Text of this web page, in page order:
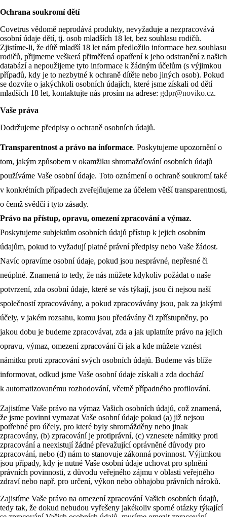
Ochrana soukromí dětí
Covetrus vědomě neprodává produkty, nevyžaduje a nezpracovává
osobní údaje dětí, tj. osob mladších 18 let, bez souhlasu rodičů.
Zjistíme-li, že dítě mladší 18 let nám předložilo informace bez souhlasu
rodičů, přijmeme veškerá přiměřená opatření k jeho odstranění z našich
databází a nepoužijeme tyto informace k žádným účelům (s výjimkou
případů, kdy je to nezbytné k ochraně dítěte nebo jiných osob). Pokud
se dozvíte o jakýchkoli osobních údajích, které jsme získali od dětí
mladších 18 let, kontaktujte nás prosím na adrese: gdpr@noviko.cz.
Vaše práva
Dodržujeme předpisy o ochraně osobních údajů.
Transparentnost a právo na informace. Poskytujeme upozornění o
tom, jakým způsobem v okamžiku shromažďování osobních údajů
používáme Vaše osobní údaje. Toto oznámení o ochraně soukromí také
v konkrétních případech zveřejňujeme za účelem větší transparentnosti,
o čemž svědčí i tyto zásady.
Právo na přístup, opravu, omezení zpracování a výmaz.
Poskytujeme subjektům osobních údajů přístup k jejich osobním
údajům, pokud to vyžadují platné právní předpisy nebo Vaše žádost.
Navíc opravíme osobní údaje, pokud jsou nesprávné, nepřesné či
neúplné. Znamená to tedy, že nás můžete kdykoliv požádat o naše
potvrzení, zda osobní údaje, které se vás týkají, jsou či nejsou naší
společností zpracovávány, a pokud zpracovávány jsou, pak za jakými
účely, v jakém rozsahu, komu jsou předávány či zpřístupněny, po
jakou dobu je budeme zpracovávat, zda a jak uplatníte právo na jejich
opravu, výmaz, omezení zpracování či jak a kde můžete vznést
námitku proti zpracování svých osobních údajů. Budeme vás blíže
informovat, odkud jsme Vaše osobní údaje získali a zda dochází
k automatizovanému rozhodování, včetně případného profilování.
Zajistíme Vaše právo na výmaz Vašich osobních údajů, což znamená,
že jsme povinni vymazat Vaše osobní údaje pokud (a) již nejsou
potřebné pro účely, pro které byly shromážděny nebo jinak
zpracovány, (b) zpracování je protiprávní, (c) vznesete námitky proti
zpracování a neexistují žádné převažující oprávněné důvody pro
zpracování, nebo (d) nám to stanovuje zákonná povinnost. Výjimkou
jsou případy, kdy je nutné Vaše osobní údaje uchovat pro splnění
právních povinnosti, z důvodu veřejného zájmu v oblasti veřejného
zdraví nebo např. pro určení, výkon nebo obhajobu právních nároků.
Zajistíme Vaše právo na omezení zpracování Vašich osobních údajů,
tedy tak, že dokud nebudou vyřešeny jakékoliv sporné otázky týkající